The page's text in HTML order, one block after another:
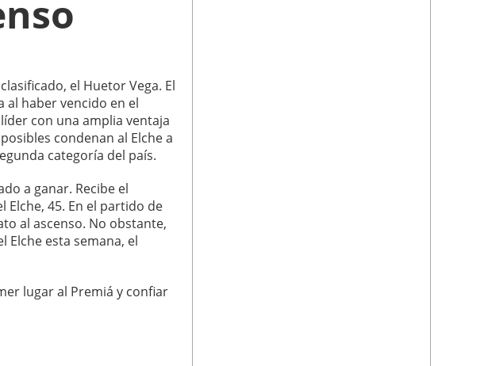
el Huetor Vega. El
al haber vencido en el
con una amplia ventaja
condenan al Elche a
categoría del país.
a ganar. Recibe el
Elche, 45. En el partido de
al ascenso. No obstante,
Elche esta semana, el
lugar al Premiá y confiar